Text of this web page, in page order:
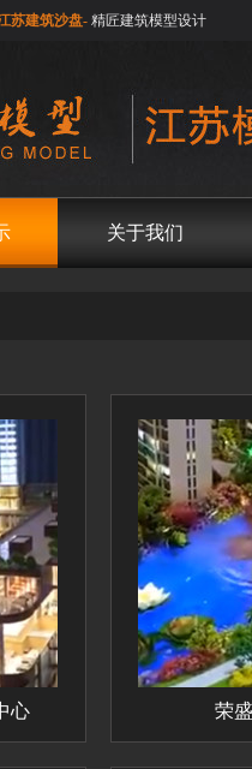
苏建筑沙盘- 精匠建筑模型设计
关于我们
心 荣